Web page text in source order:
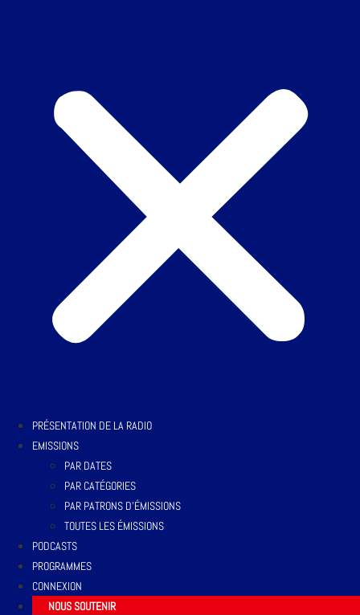
PRÉSENTATION DE LA RADIO
EMISSIONS
PAR DATES
PAR CATÉGORIES
PAR PATRONS D’ÉMISSIONS
TOUTES LES ÉMISSIONS
PODCASTS
PROGRAMMES
CONNEXION
NOUS SOUTENIR